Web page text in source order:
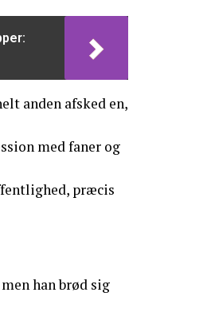
anden afsked en,
med faner og
præcis
han brød sig